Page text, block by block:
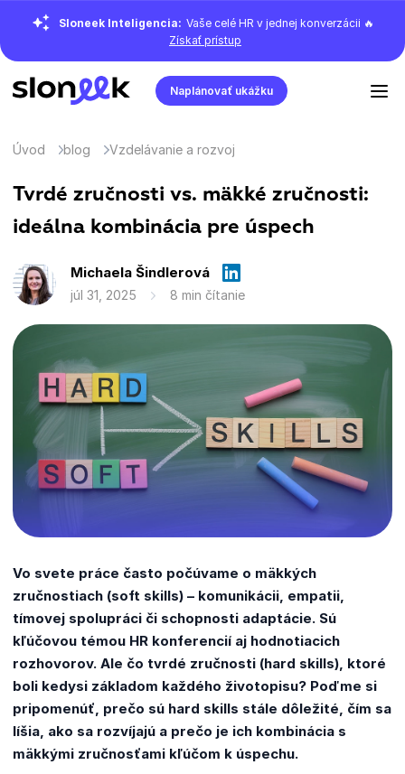
Sloneek Inteligencia: Vaše celé HR v jednej konverzácii 🔥
Získať prístup
Naplánovať ukážku
Úvod blog Vzdelávanie a rozvoj
Tvrdé zručnosti vs. mäkké zručnosti:
ideálna kombinácia pre úspech
Michaela Šindlerová
júl 31, 2025 8 min čítanie
Vo svete práce často počúvame o mäkkých
zručnostiach (soft skills) – komunikácii, empatii,
tímovej spolupráci či schopnosti adaptácie. Sú
kľúčovou témou HR konferencií aj hodnotiacich
rozhovorov. Ale čo tvrdé zručnosti (hard skills), ktoré
boli kedysi základom každého životopisu? Poďme si
pripomenúť, prečo sú hard skills stále dôležité, čím sa
líšia, ako sa rozvíjajú a prečo je ich kombinácia s
mäkkými zručnosťami kľúčom k úspechu.